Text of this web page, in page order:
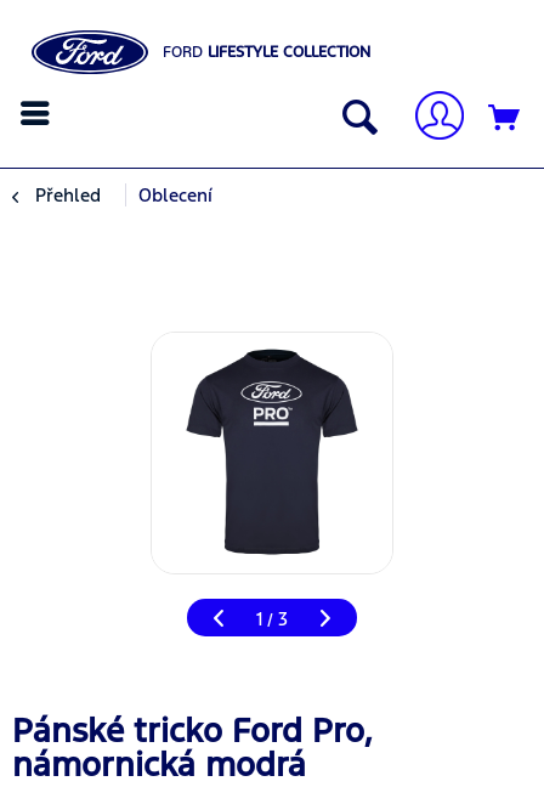
FORD LIFESTYLE COLLECTION
Přehled Oblecení
1 / 3
Pánské tricko Ford Pro,
námornická modrá